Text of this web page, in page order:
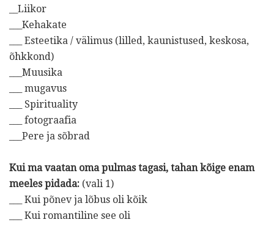
__Liikor
___Kehakate
___ Esteetika / välimus (lilled, kaunistused, keskosa,
õhkkond)
___Muusika
___ mugavus
___ Spirituality
___ fotograafia
___Pere ja sõbrad
Kui ma vaatan oma pulmas tagasi, tahan kõige enam
meeles pidada: (vali 1)
___ Kui põnev ja lõbus oli kõik
___ Kui romantiline see oli